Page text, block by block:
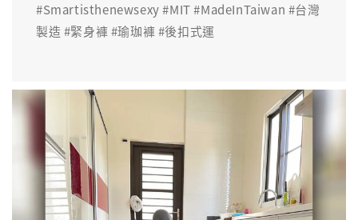
#Smartisthenewsexy #MIT #MadeInTaiwan #台灣
製造 #緊身褲 #瑜珈褲 #後扣式運